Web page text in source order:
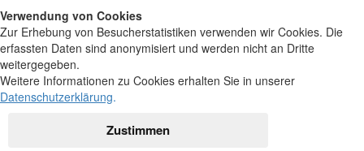
Verwendung von Cookies
Zur Erhebung von Besucherstatistiken verwenden wir Cookies. Die
erfassten Daten sind anonymisiert und werden nicht an Dritte
weitergegeben.
Weitere Informationen zu Cookies erhalten Sie in unserer
Datenschutzerklärung.
Zustimmen